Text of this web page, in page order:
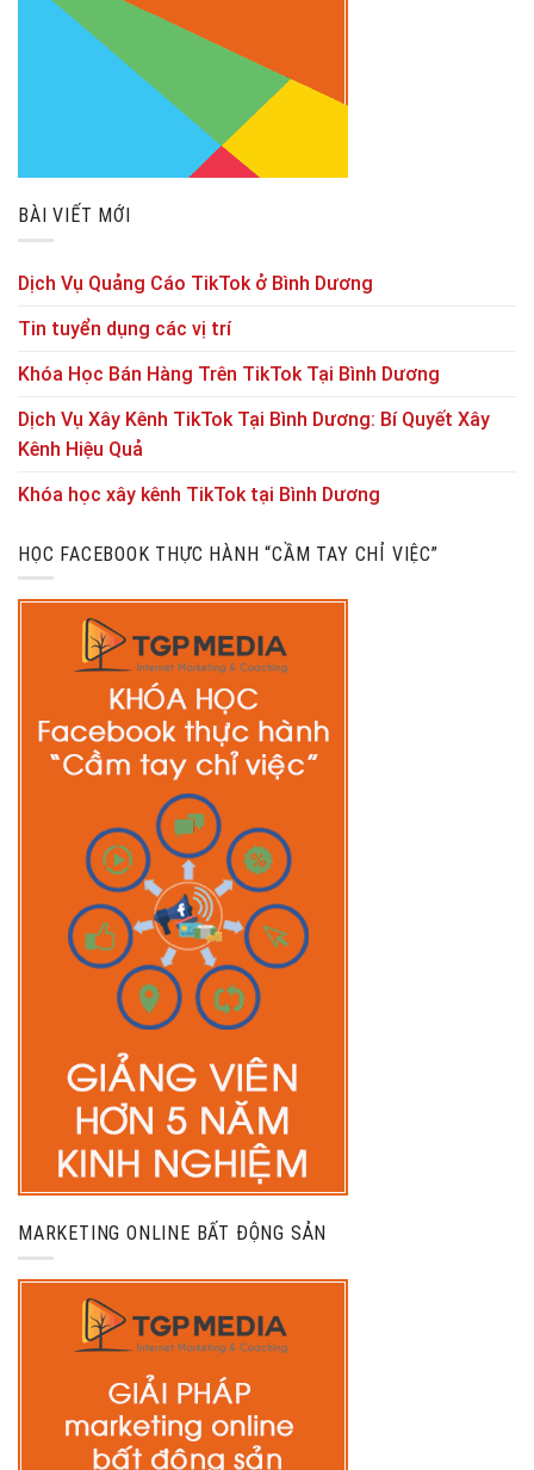
BÀI VIẾT MỚI
Dịch Vụ Quảng Cáo TikTok ở Bình Dương
Tin tuyển dụng các vị trí
Khóa Học Bán Hàng Trên TikTok Tại Bình Dương
Dịch Vụ Xây Kênh TikTok Tại Bình Dương: Bí Quyết Xây
Kênh Hiệu Quả
Khóa học xây kênh TikTok tại Bình Dương
HỌC FACEBOOK THỰC HÀNH “CẦM TAY CHỈ VIỆC”
MARKETING ONLINE BẤT ĐỘNG SẢN